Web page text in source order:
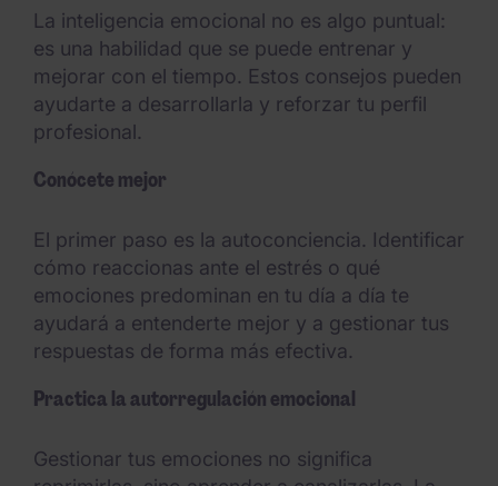
La inteligencia emocional no es algo puntual:
es una habilidad que se puede entrenar y
mejorar con el tiempo. Estos consejos pueden
ayudarte a desarrollarla y reforzar tu perfil
profesional.
Conócete mejor
El primer paso es la autoconciencia. Identificar
cómo reaccionas ante el estrés o qué
emociones predominan en tu día a día te
ayudará a entenderte mejor y a gestionar tus
respuestas de forma más efectiva.
Practica la autorregulación emocional
Gestionar tus emociones no significa